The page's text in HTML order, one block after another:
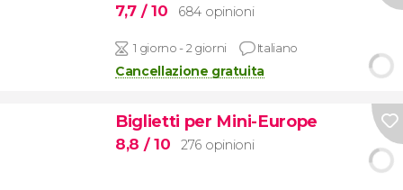
7,7 / 10 684 opinioni
1 giorno - 2 giorni Italiano
Cancellazione gratuita
Biglietti per Mini-Europe
8,8 / 10 276 opinioni